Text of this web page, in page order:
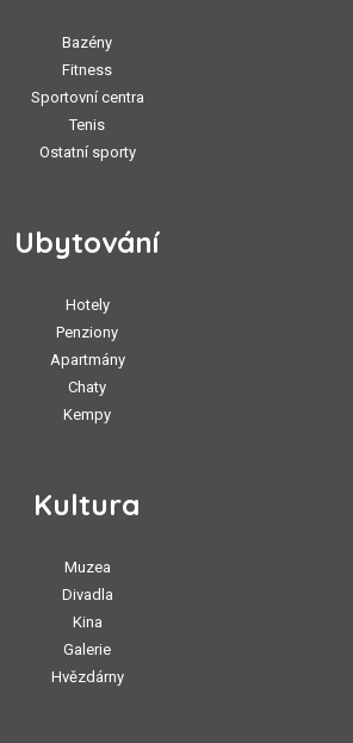
Bazény
Fitness
Sportovní centra
Tenis
Ostatní sporty
Ubytování
Hotely
Penziony
Apartmány
Chaty
Kempy
Kultura
Muzea
Divadla
Kina
Galerie
Hvězdárny